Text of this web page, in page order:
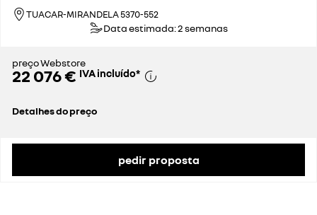
TUACAR-MIRANDELA 5370-552
Data estimada: 2 semanas
preço Webstore
22 076 € IVA incluído*
Detalhes do preço
Taxa de IVA
23%
preço de catálogo com impostos
pedir proposta